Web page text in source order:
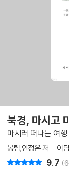
북경, 마시고
마시러 떠나는 여행
몽림 안정은저 이
9.7